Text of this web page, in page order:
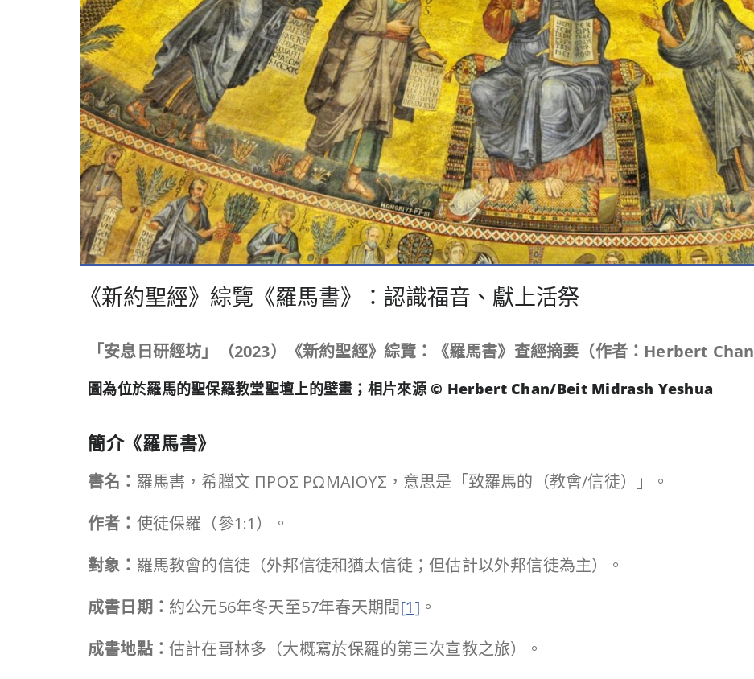
《新約聖經》綜覽《羅馬書》：認識福音、獻上活祭
「安息日研經坊」（2023）《新約聖經》綜覽：《羅馬書》查經摘要（作者： Herbert Chan
圖為位於羅馬的聖保羅教堂聖壇上的壁畫；相片來源 © Herbert Chan/Beit Midrash Yeshua
簡介《羅馬書》
書名： 羅馬書，希臘文 ΠΡΟΣ ΡΩΜΑΙΟΥΣ，意思是「致羅馬的（教會/信徒）」。
作者： 使徒保羅（參1:1）。
對象： 羅馬教會的信徒（外邦信徒和猶太信徒；但估計以外邦信徒為主）。
成書日期： 約公元56年冬天至57年春天期間[1] 。
成書地點：估計在哥林多（大概寫於保羅的第三次宣教之旅）。